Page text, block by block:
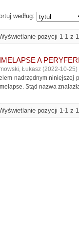
według:
pozycji 1-1 z 1
A
Łukasz (2022-10-25)
nadrzędnym niniejszej
Stąd nazwa
pozycji 1-1 z 1